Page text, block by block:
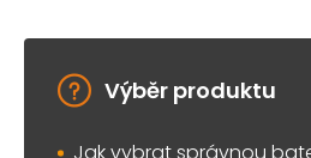
Výběr produktu